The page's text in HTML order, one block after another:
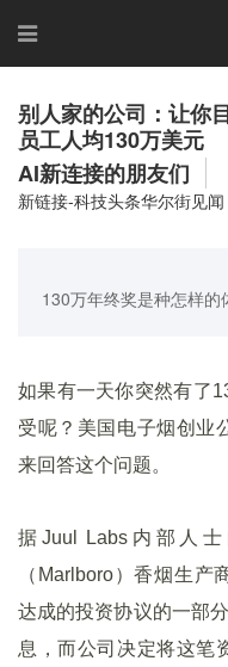
别人家的公司：让你
员工人均130万美元
AI新连接的朋友们
新链接-科技头条华尔街见闻
130万年终奖是种怎样的
如果有一天你突然有了
受呢？美国电子烟创业
来回答这个问题。
据Juul Labs内部人
（Marlboro）香烟生产
达成的投资协议的一部
息，而公司决定将这笔